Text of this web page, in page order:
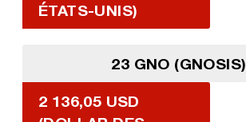
ÉTATS-UNIS)
23 GNO (GNOSIS)
2 136,05 USD